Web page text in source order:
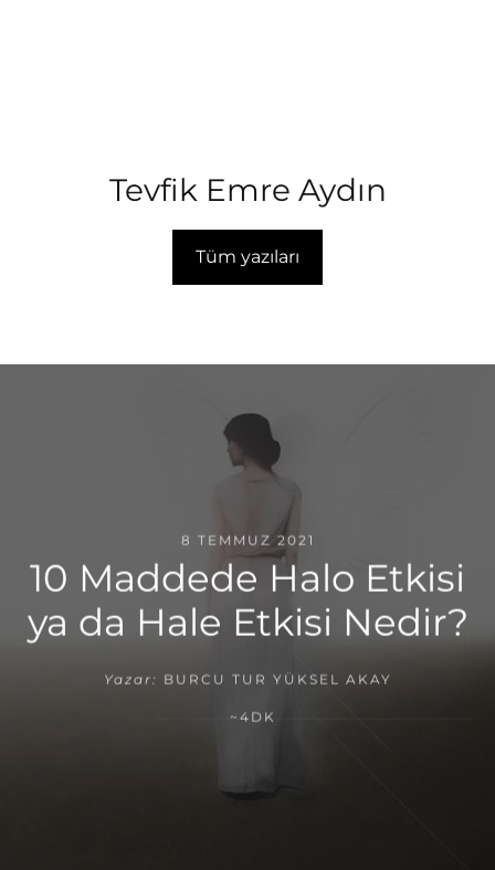
Tevfik Emre Aydın
Tüm yazıları
8 TEMMUZ 2021
10 Maddede Halo Etkisi
ya da Hale Etkisi Nedir?
Yazar: BURCU TUR YÜKSEL AKAY
~4DK